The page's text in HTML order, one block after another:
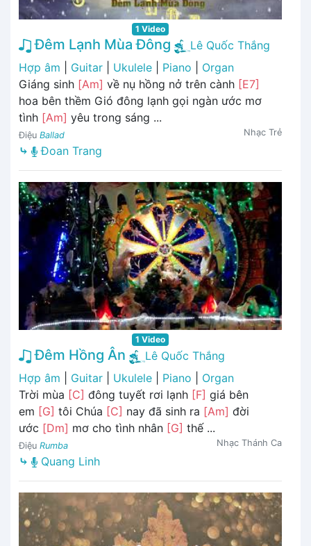
1 Video
Đêm Lạnh Mùa Đông
Lê Quốc Thắng
Hợp âm
Guitar Ukulele Piano
Organ
Giáng sinh [Am] về nụ hồng nở trên cành [E7]
hoa bên thềm Gió đông lạnh gọi ngàn ước mơ
tình [Am] yêu trong sáng ...
Điệu Ballad Nhạc Trẻ
⤷ Đoan Trang
1 Video
Đêm Hồng Ân
Lê Quốc Thắng
Hợp âm
Guitar Ukulele Piano
Organ
Trời mùa [C] đông tuyết rơi lạnh [F] giá bên
em [G] tôi Chúa [C] nay đã sinh ra [Am] đời
ước [Dm] mơ cho tình nhân [G] thế ...
Điệu Rumba Nhạc Thánh Ca
⤷ Quang Linh